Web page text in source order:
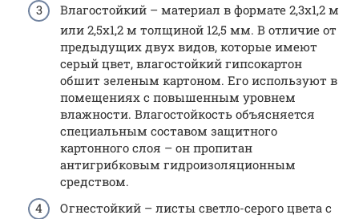
Влагостойкий – материал в формате 2,3х1,2 м
или 2,5х1,2 м толщиной 12,5 мм. В отличие от
предыдущих двух видов, которые имеют
серый цвет, влагостойкий гипсокартон
обшит зеленым картоном. Его используют в
помещениях с повышенным уровнем
влажности. Влагостойкость объясняется
специальным составом защитного
картонного слоя – он пропитан
антигрибковым гидроизоляционным
средством.
Огнестойкий – листы светло-серого цвета с